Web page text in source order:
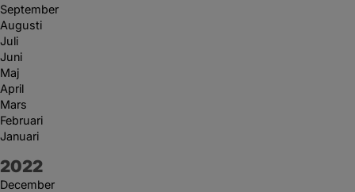
September
Augusti
Juli
Juni
Maj
April
Mars
Februari
Januari
År:
2022
December